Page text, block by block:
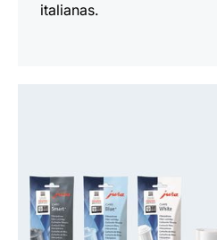
italianas.